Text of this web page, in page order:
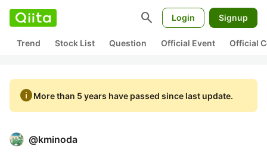
search Login Signup
Trend Stock List Question Official Event Official
infoMore than 5 years have passed since last update.
@kminoda